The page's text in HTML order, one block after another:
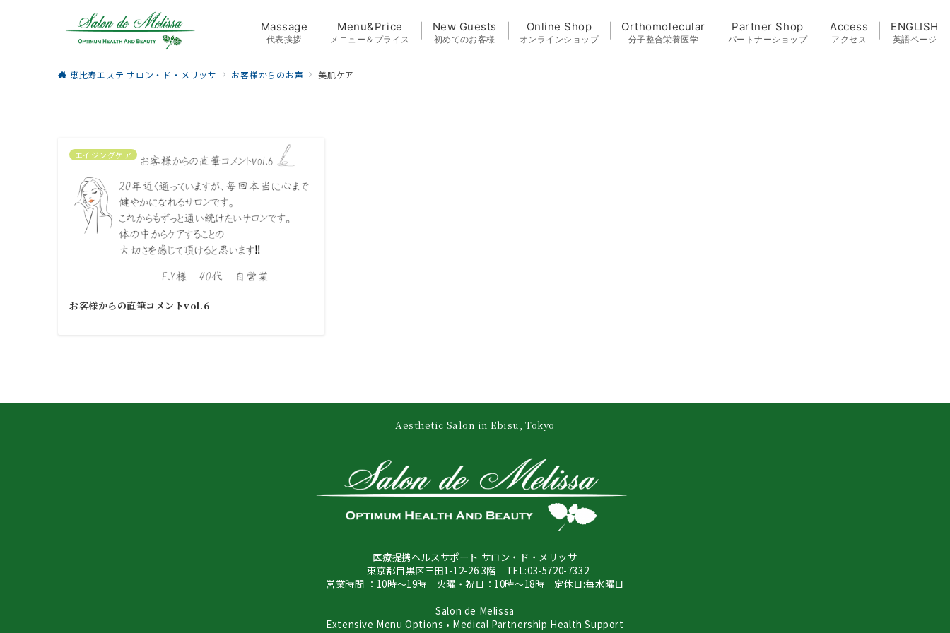
Massage
代表挨拶
Menu&Price
メニュー＆プライス
New Guests
初めてのお客様
Online Shop
オンラインショップ
Orthomolecular
分子整合栄養医学
Partner Shop
パートナーショップ
Access
アクセス
ENGLISH
英語ページ
恵比寿エステ サロン・ド・メリッサ お客様からのお声 美肌ケア
エイジングケア
お客様からの直筆コメントvol.6
Aesthetic Salon in Ebisu, Tokyo
医療提携ヘルスサポート サロン・ド・メリッサ
東京都目黒区三田1-12-26 3階 TEL:03-5720-7332
営業時間 ：10時～19時 火曜・祝日：10時～18時 定休日:毎水曜日
Salon de Melissa
Extensive Menu Options • Medical Partnership Health Support